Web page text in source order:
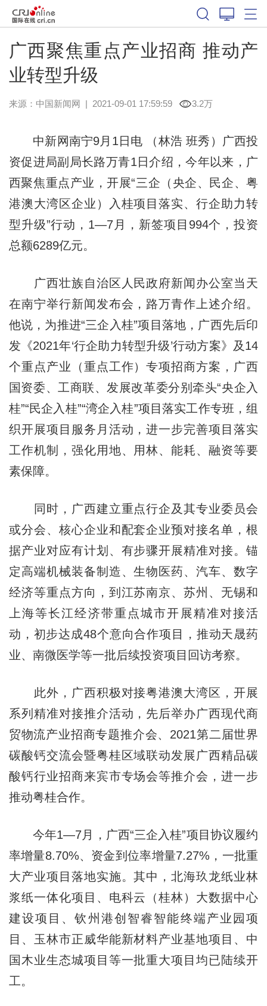
广西聚焦重点产业招商 推动产
业转型升级
来源： 中国新闻网 | 2021-09-01 17:59:59 3.2万
中新网南宁9月1日电 （林浩 班秀）广西投
资促进局副局长路万青1日介绍，今年以来，广
西聚焦重点产业，开展“三企（央企、民企、粤
港澳大湾区企业）入桂项目落实、行企助力转
型升级”行动，1—7月，新签项目994个，投资
总额6289亿元。
广西壮族自治区人民政府新闻办公室当天
在南宁举行新闻发布会，路万青作上述介绍。
他说，为推进“三企入桂”项目落地，广西先后印
发《2021年‘行企助力转型升级’行动方案》及14
个重点产业（重点工作）专项招商方案，广西
国资委、工商联、发展改革委分别牵头“央企入
桂”“民企入桂”“湾企入桂”项目落实工作专班，组
织开展项目服务月活动，进一步完善项目落实
工作机制，强化用地、用林、能耗、融资等要
素保障。
同时，广西建立重点行企及其专业委员会
或分会、核心企业和配套企业预对接名单，根
据产业对应有计划、有步骤开展精准对接。锚
定高端机械装备制造、生物医药、汽车、数字
经济等重点方向，到江苏南京、苏州、无锡和
上海等长江经济带重点城市开展精准对接活
动，初步达成48个意向合作项目，推动天晟药
业、南微医学等一批后续投资项目回访考察。
此外，广西积极对接粤港澳大湾区，开展
系列精准对接推介活动，先后举办广西现代商
贸物流产业招商专题推介会、2021第二届世界
碳酸钙交流会暨粤桂区域联动发展广西精品碳
酸钙行业招商来宾市专场会等推介会，进一步
推动粤桂合作。
今年1—7月，广西“三企入桂”项目协议履约
率增量8.70%、资金到位率增量7.27%，一批重
大产业项目落地实施。其中，北海玖龙纸业林
浆纸一体化项目、电科云（桂林）大数据中心
建设项目、钦州港创智睿智能终端产业园项
目、玉林市正威华能新材料产业基地项目、中
国木业生态城项目等一批重大项目均已陆续开
工。